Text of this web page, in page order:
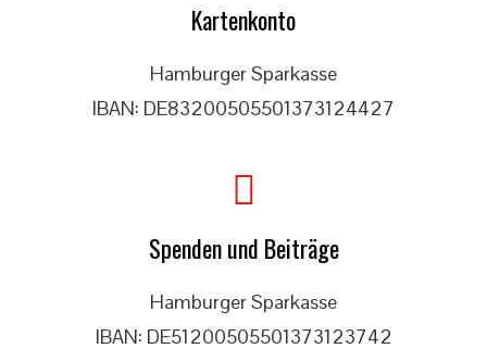
Kartenkonto
Hamburger Sparkasse
IBAN: DE83200505501373124427
Spenden und Beiträge
Hamburger Sparkasse
IBAN: DE51200505501373123742